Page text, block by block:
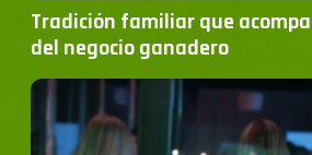
Tradición familiar que
del negocio ganadero